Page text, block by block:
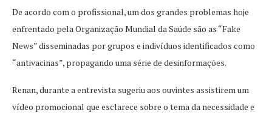
De acordo com o profissional, um dos grandes problemas hoje
enfrentado pela Organização Mundial da Saúde são as “Fake
News” disseminadas por grupos e indivíduos identificados como
“antivacinas”, propagando uma série de desinformações.
Renan, durante a entrevista sugeriu aos ouvintes assistirem um
vídeo promocional que esclarece sobre o tema da necessidade e